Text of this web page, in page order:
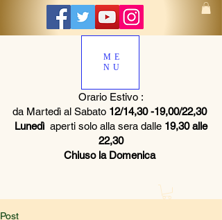
ME
NU
Orario Estivo :
da Martedì al Sabato 12/14,30 -19,00/22,30
Lunedì aperti solo alla sera dalle 19,30 alle
22,30
Chiuso la Domenica
Post